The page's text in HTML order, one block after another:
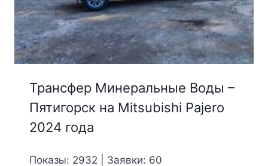
Трансфер Минеральные Воды –
Пятигорск на Mitsubishi Pajero
2024 года
Показы: 2932 | Заявки: 60